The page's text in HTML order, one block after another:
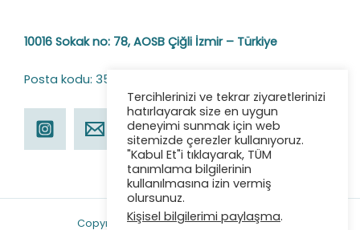
10016 Sokak no: 78, AOSB Çiğli İzmir – Türkiye
Posta kodu: 35620
Copyright © 2026 ERIS | Powered by ERIS
Tercihlerinizi ve tekrar ziyaretlerinizi
hatırlayarak size en uygun
deneyimi sunmak için web
sitemizde çerezler kullanıyoruz.
"Kabul Et"i tıklayarak, TÜM
tanımlama bilgilerinin
kullanılmasına izin vermiş
olursunuz.
Kişisel bilgilerimi paylaşma.